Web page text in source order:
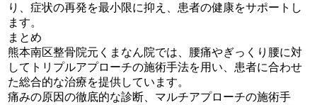
り、症状の再発を最小限に抑え、患者の健康をサポートし
ます。
まとめ
熊本南区整骨院元くまなん院では、腰痛やぎっくり腰に対
してトリプルアプローチの施術手法を用い、患者に合わせ
た総合的な治療を提供しています。
痛みの原因の徹底的な診断、マルチアプローチの施術手